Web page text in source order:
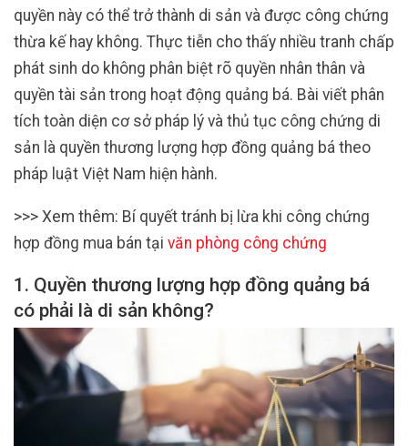
quyền này có thể trở thành di sản và được công chứng
thừa kế hay không. Thực tiễn cho thấy nhiều tranh chấp
phát sinh do không phân biệt rõ quyền nhân thân và
quyền tài sản trong hoạt động quảng bá. Bài viết phân
tích toàn diện cơ sở pháp lý và thủ tục công chứng di
sản là quyền thương lượng hợp đồng quảng bá theo
pháp luật Việt Nam hiện hành.
>>> Xem thêm: Bí quyết tránh bị lừa khi công chứng
hợp đồng mua bán tại văn phòng công chứng
1. Quyền thương lượng hợp đồng quảng bá
có phải là di sản không?